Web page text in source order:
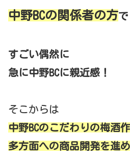
中野BCの関係者の方で
すごい偶然に
急に中野BCに親近感！
そこからは
中野BCのこだわりの梅酒
多方面への商品開発を進